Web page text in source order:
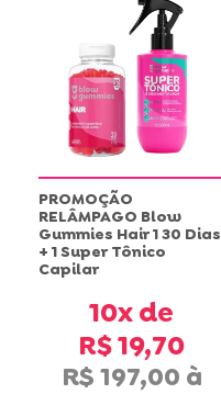
PROMOÇÃO
RELÂMPAGO Blow
Gummies Hair 1 30 Dias
+ 1 Super Tônico
Capilar
R$ 197,00
10x
R$ 19,70